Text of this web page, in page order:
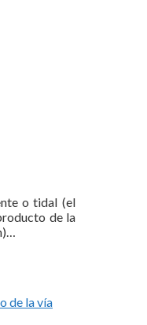
o tidal (el
de la
de la vía